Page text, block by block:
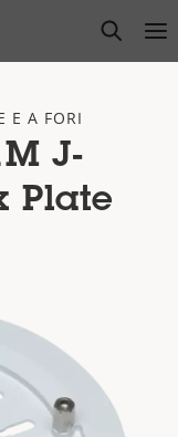
open
E A FORI
J-
Plate